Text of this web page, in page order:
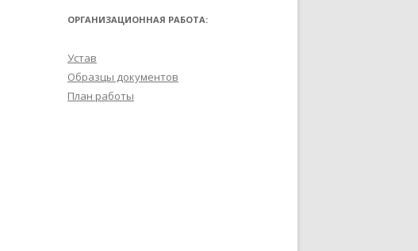
ОРГАНИЗАЦИОННАЯ РАБОТА:
Устав
Образцы документов
План работы